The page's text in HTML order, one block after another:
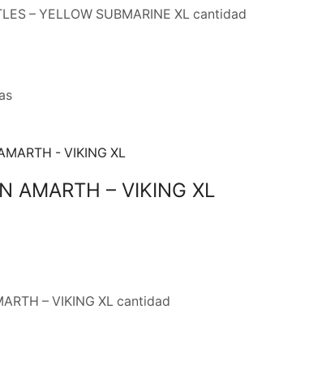
– YELLOW SUBMARINE XL cantidad
AMARTH – VIKING XL
– VIKING XL cantidad